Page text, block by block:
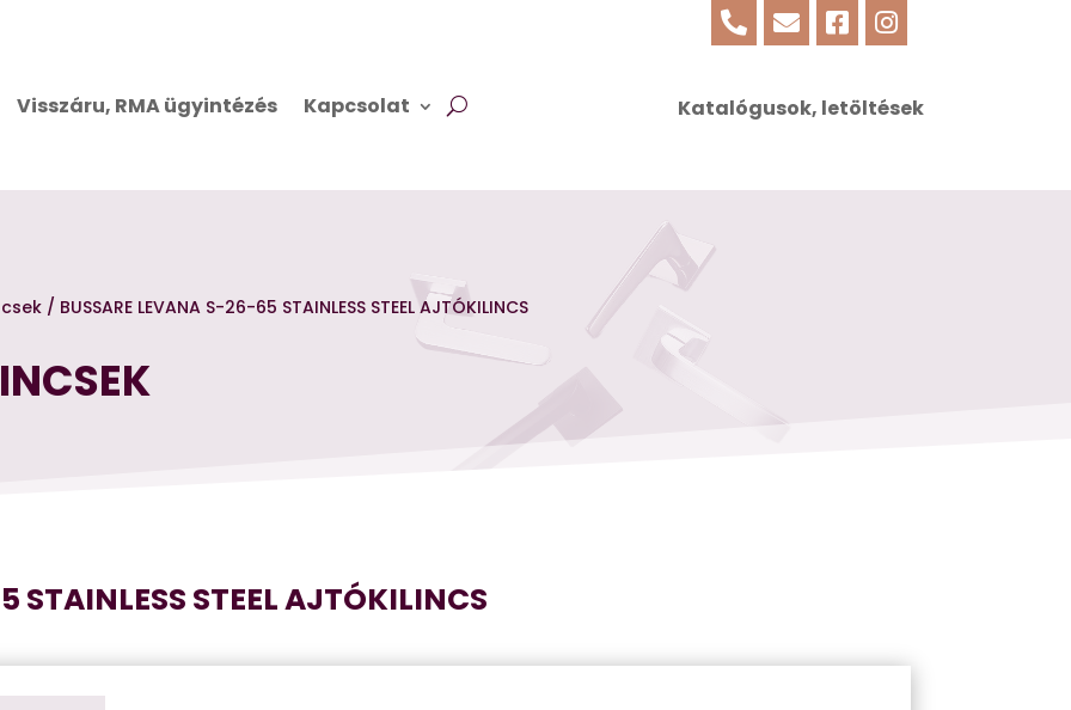
   
Visszáru, RMA ügyintézés Kapcsolat Katalógusok, letöltések
/ BUSSARE LEVANA S-26-65 STAINLESS STEEL AJTÓKILINCS
STAINLESS STEEL AJTÓKILINCS